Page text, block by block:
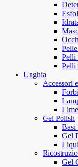
Pelli
Pelli
Unghia
Accessori
Gel Polish
Basi
Gel
Gel